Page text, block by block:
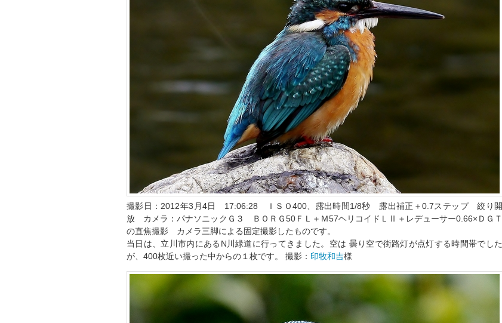
撮影日：2012年3月4日 17:06:28 ＩＳＯ400、露出時間1/8秒 露出補正＋0.7ステップ 絞り開
放 カメラ：パナソニックＧ３ ＢＯＲＧ50ＦＬ＋Ｍ57ヘリコイドＬⅡ＋レデューサー0.66×ＤＧＴ
の直焦撮影 カメラ三脚による固定撮影したものです。
当日は、立川市内にあるN川緑道に行ってきました。空は 曇り空で街路灯が点灯する時間帯でした
が、400枚近い撮った中からの１枚です。 撮影： 印牧和吉様